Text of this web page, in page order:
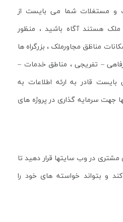
و مستغلات شما می بایست از
ملک هستند آگاه باشید ، منظور
مناظق مجاورملک ، بزرگراه ها
– تفریجی ، مناطق خدمات –
قادر به ارئه اطلاعات به
جهت سرمایه گذاری در پروژه های
در وب سایتها قرار دهید تا
کند و بتواند خواسته های خود را